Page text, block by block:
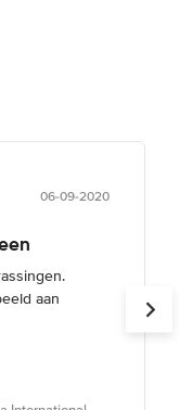
06-09-2020
aan